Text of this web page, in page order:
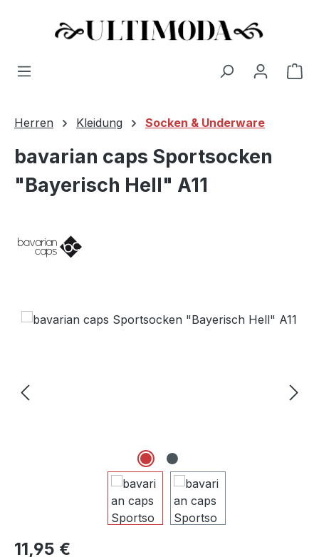
Zum Hauptinhalt springen
Herren Kleidung Socken & Underware
bavarian caps Sportsocken
"Bayerisch Hell" A11
Bildergalerie überspringen
Regulärer Preis:
11,95 €